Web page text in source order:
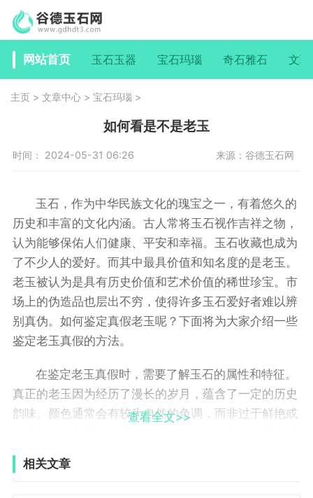
网站首页 玉石玉器 宝石玛瑙 奇石雅石 文
主页 > 文章中心 > 宝石玛瑙 >
如何看是不是老玉
时间： 2024-05-31 06:26 来源：谷德玉石网
玉石，作为中华民族文化的瑰宝之一，有着悠久的
历史和丰富的文化内涵。古人常将玉石视作吉祥之物，
认为能够保佑人们健康、平安和幸福。玉石收藏也成为
了不少人的爱好。而其中最具价值和知名度的是老玉。
老玉被认为是具有历史价值和艺术价值的稀世珍宝。市
场上的伪造品也层出不穷，使得许多玉石爱好者难以辨
别真伪。如何鉴定真假老玉呢？下面将为大家介绍一些
鉴定老玉真假的方法。
在鉴定老玉真假时，需要了解玉石的属性和特征。
真正的老玉因为经历了漫长的岁月，蕴含了一定的历史
韵味。颜色通常会有较为自然的色调，而非过于鲜艳或
朴、厚重。了解这些特征对于鉴别真伪有着重要的意
义。
查看全文>>
相关文章